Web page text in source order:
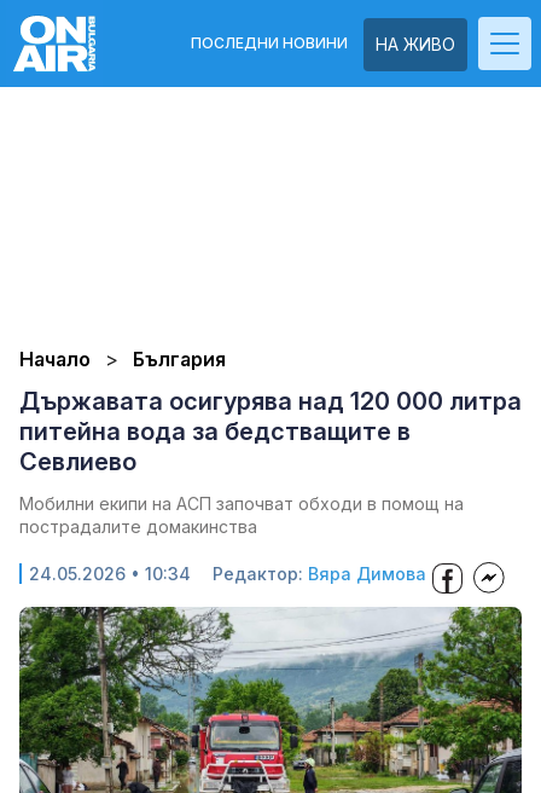
НА ЖИВО
ПОСЛЕДНИ НОВИНИ
Начало България
Държавата осигурява над 120 000 литра
питейна вода за бедстващите в
Севлиево
Мобилни екипи на АСП започват обходи в помощ на
пострадалите домакинства
24.05.2026 • 10:34 Редактор: Вяра Димова